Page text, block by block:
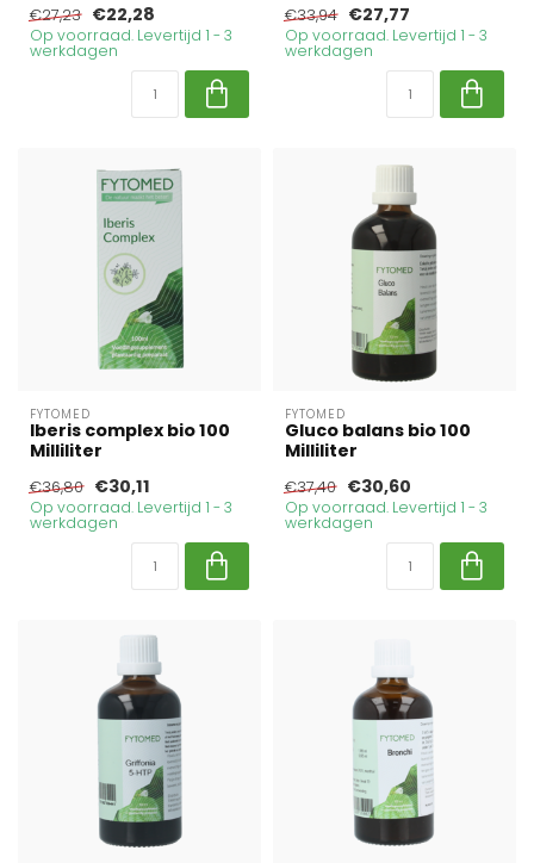
€27,23 €22,28
Op voorraad. Levertijd 1 - 3
werkdagen
€33,94 €27,77
Op voorraad. Levertijd 1 - 3
werkdagen
FYTOMED
Iberis complex bio 100
Milliliter
€36,80 €30,11
Op voorraad. Levertijd 1 - 3
werkdagen
FYTOMED
Gluco balans bio 100
Milliliter
€37,40 €30,60
Op voorraad. Levertijd 1 - 3
werkdagen